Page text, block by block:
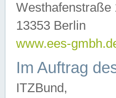
Westhafenstraße
13353 Berlin
www.ees-
Im Auftrag
ITZBund,